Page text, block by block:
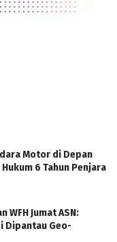
Motor di Depan
6 Tahun Penjara
WFH Jumat ASN:
Dipantau Geo-